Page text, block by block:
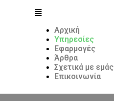
Αρχική
Υπηρεσίες
Εφαρμογές
Άρθρα
Σχετικά με εμάς
Επικοινωνία